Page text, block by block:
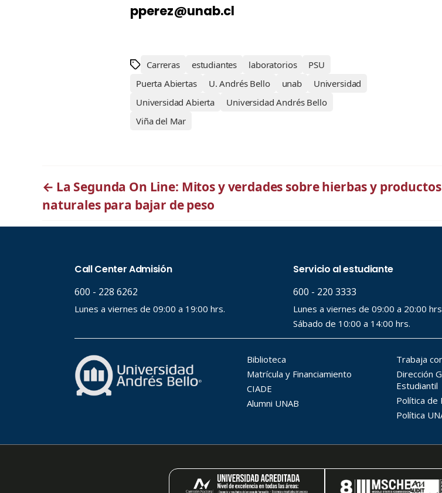
pperez@unab.cl
Carreras estudiantes laboratorios
PSU
Puerta Abiertas
U. Andrés Bello unab
Universidad
Universidad Abierta
Universidad Andrés Bello
Viña del Mar
← La Segunda On Line: Mitos y verdades sobre hierbas y productos
naturales para bajar de peso